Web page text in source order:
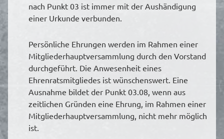
nach Punkt 03 ist immer mit der Aushändigung
einer Urkunde verbunden.
Persönliche Ehrungen werden im Rahmen einer
Mitgliederhauptversammlung durch den Vorstand
durchgeführt. Die Anwesenheit eines
Ehrenratsmitgliedes ist wünschenswert. Eine
Ausnahme bildet der Punkt 03.08, wenn aus
zeitlichen Gründen eine Ehrung, im Rahmen einer
Mitgliederhauptversammlung, nicht mehr möglich
ist.